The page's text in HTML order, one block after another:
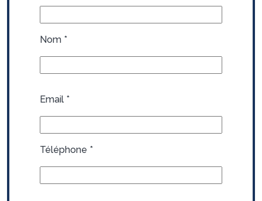
Nom *
Email *
Téléphone *